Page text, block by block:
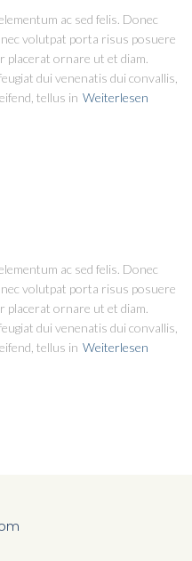
ac sed felis. Donec
volutpat porta risus posuere
placerat ornare ut et diam.
dui venenatis dui convallis,
tellus in Weiterlesen
ac sed felis. Donec
volutpat porta risus posuere
placerat ornare ut et diam.
dui venenatis dui convallis,
tellus in Weiterlesen